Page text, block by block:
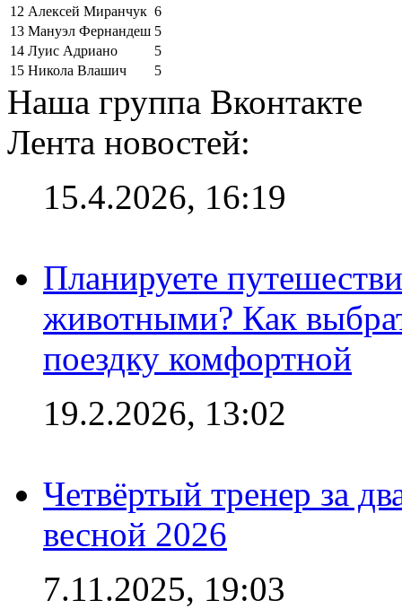
12 Алексей Миранчук 6
13 Мануэл Фернандеш 5
14 Луис Адриано
5
15 Никола Влашич 5
Наша группа Вконтакте
Лента новостей:
15.4.2026, 16:19
Планируете
животными? Как
поездку комфортной
19.2.2026, 13:02
Четвёртый тренер за
весной 2026
7.11.2025, 19:03